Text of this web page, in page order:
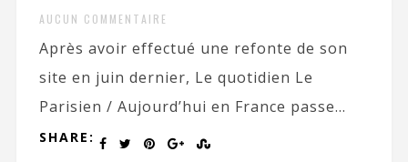
AUCUN COMMENTAIRE
Après avoir effectué une refonte de son
site en juin dernier, Le quotidien Le
Parisien / Aujourd’hui en France passe...
SHARE: